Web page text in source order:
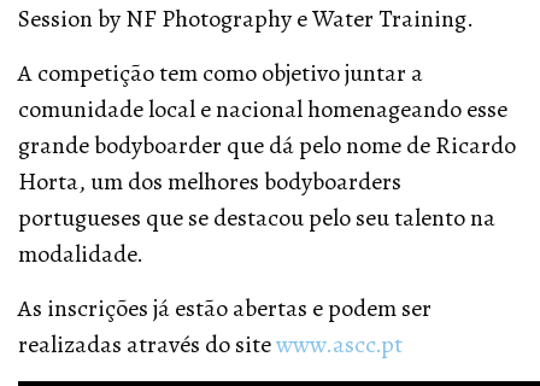
Session by NF Photography e Water Training.
A competição tem como objetivo juntar a
comunidade local e nacional homenageando esse
grande bodyboarder que dá pelo nome de Ricardo
Horta, um dos melhores bodyboarders
portugueses que se destacou pelo seu talento na
modalidade.
As inscrições já estão abertas e podem ser
realizadas através do sitewww.ascc.pt